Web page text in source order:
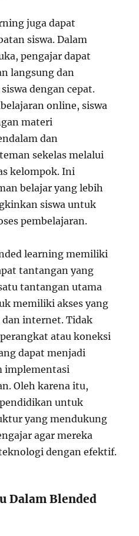
juga dapat
siswa. Dalam
pengajar dapat
langsung dan
dengan cepat.
online, siswa
materi
dan
sekelas melalui
kelompok. Ini
belajar yang lebih
siswa untuk
pembelajaran.
learning memiliki
tantangan yang
tantangan utama
memiliki akses yang
internet. Tidak
atau koneksi
dapat menjadi
implementasi
Oleh karena itu,
untuk
yang mendukung
agar mereka
dengan efektif.
Dalam Blended